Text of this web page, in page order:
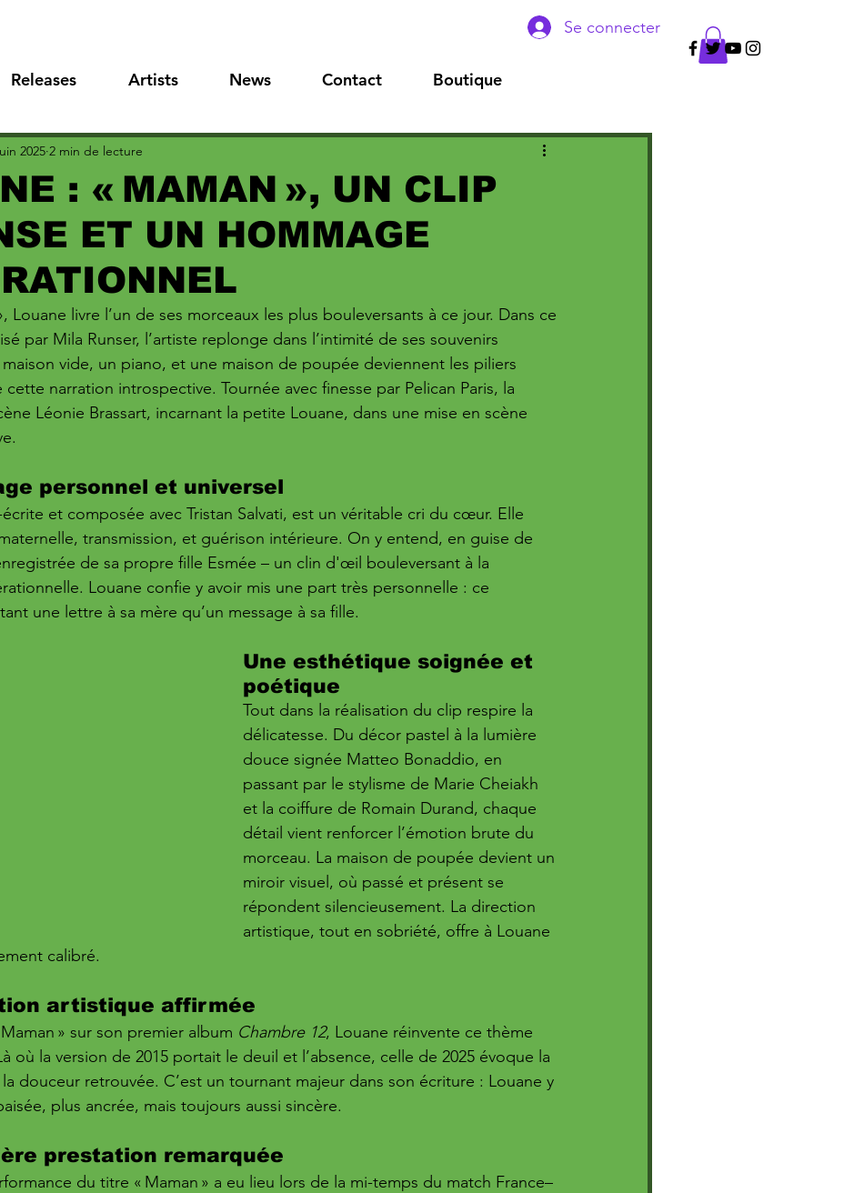
Se connecter
Releases Artists News Contact Boutique
: « MAMAN », UN CLIP
ET UN HOMMAGE
2025 2 min de lecture
Louane livre l’un de ses morceaux les plus bouleversants à ce jour. Dans ce
par Mila Runser, l’artiste replonge dans l’intimité de ses souvenirs
maison vide, un piano, et une maison de poupée deviennent les piliers
narration introspective. Tournée avec finesse par Pelican Paris, la
Léonie Brassart, incarnant la petite Louane, dans une mise en scène
personnel et universel
et composée avec Tristan Salvati, est un véritable cri du cœur. Elle
transmission, et guérison intérieure. On y entend, en guise de
de sa propre fille Esmée – un clin d'œil bouleversant à la
Louane confie y avoir mis une part très personnelle : ce
une lettre à sa mère qu’un message à sa fille.
Une esthétique soignée et
poétique
Tout dans la réalisation du clip respire la
délicatesse. Du décor pastel à la lumière
douce signée Matteo Bonaddio, en
passant par le stylisme de Marie Cheiakh
et la coiffure de Romain Durand, chaque
détail vient renforcer l’émotion brute du
morceau. La maison de poupée devient un
miroir visuel, où passé et présent se
répondent silencieusement. La direction
artistique, tout en sobriété, offre à Louane
calibré.
artistique affirmée
» sur son premier album Chambre 12, Louane réinvente ce thème
où la version de 2015 portait le deuil et l’absence, celle de 2025 évoque la
douceur retrouvée. C’est un tournant majeur dans son écriture : Louane y
plus ancrée, mais toujours aussi sincère.
prestation remarquée
du titre « Maman » a eu lieu lors de la mi-temps du match France–